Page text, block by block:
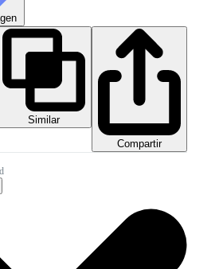
Similar
Compartir